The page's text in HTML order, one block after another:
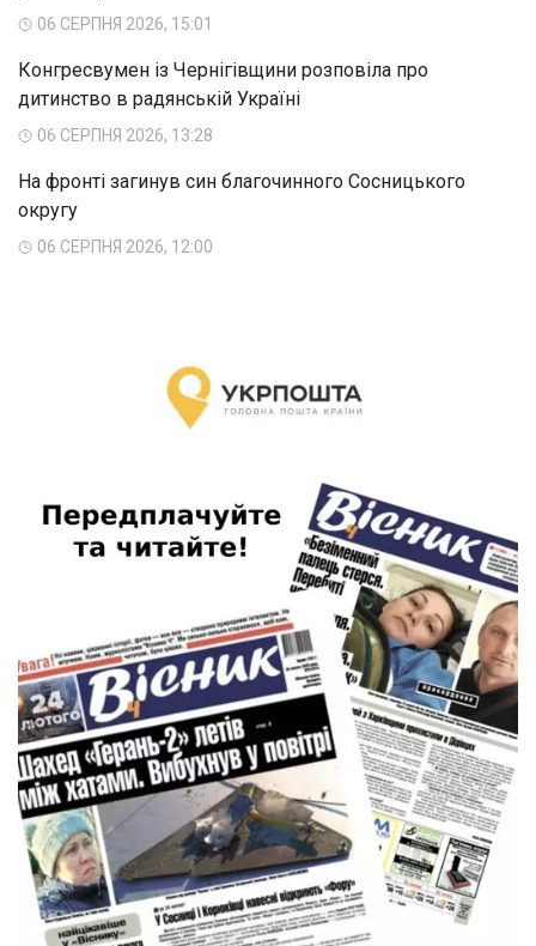
06 СЕРПНЯ 2026, 15:01
Конгресвумен із Чернігівщини розповіла про
дитинство в радянській Україні
06 СЕРПНЯ 2026, 13:28
На фронті загинув син благочинного Сосницького
округу
06 СЕРПНЯ 2026, 12:00